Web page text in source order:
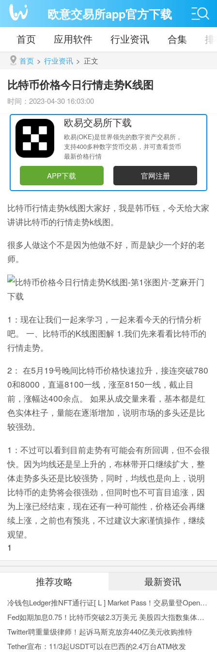
欧意交易所app官方下载
首页 应用软件 行业资讯 合集
首页 > 行业资讯 > 正文
比特币价格今日行情走势K线图
时间：2023-04-30 16:03:00
欧易交易所下载
欧易(OKE)是世界领先的数字资产交易所，
支持400多种数字货币交易，并可查看货币
最新价格行情
APP下载 官网注册
比特币行情走势k线图大家好，我是韩币钰，今天给大家
讲讲比特币的行情走势k线图。
很多人做这个不是因为他做不好，而是缺少一个好的老
师。
1：现在让我们一起来学习，一起来看今天的行情分析
吧。 一、比特币的K线图图解 1.我们先来看看比特币的
行情走势。
2： 在5月19号晚间比特币价格快速拉升，接连突破780
0和8000，直逼8100一线，涨至8150一线，截止目
前，涨幅达400余点。 如果从成交量来看，基本都是红
色实体柱子，量能在逐渐增加，说明市场的多头还是比
较强劲。
1：不过可以看到目前走势有可能会有所回调，但不会很
快。因为均线还是呈上升的，布林带开口继续扩大，整
体走势多头还是比较强势，同时，均线也是向上，说明
比特币的走势将会很强劲，但同时也不可盲目追涨，因
为上涨已经结束，现在还有一种可能性，价格还会再继
续上涨，之前也有预兆，不过建议大家谨慎操作，继续
观望。
1
推荐攻略 最新资讯
冷钱包Ledger推NFT通行证[ L ] Market Pass！交易量登OpenSea榜首
Fed如期加息0.75！比特币突破2.3万美元 美股四大指数集体收涨
Twitter聘重量级律师！起诉马斯克放弃440亿美元收购推特
Tether宣布：11/3起USDT可以在巴西的2.4万台ATM收发